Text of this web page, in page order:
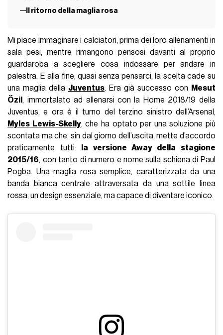
Il ritorno della maglia rosa
Mi piace immaginare i calciatori, prima dei loro allenamenti in
sala pesi, mentre rimangono pensosi davanti al proprio
guardaroba a scegliere cosa indossare per andare in
palestra. E alla fine, quasi senza pensarci, la scelta cade su
una maglia della Juventus. Era già successo con
Mesut
Özil , immortalato ad allenarsi con la Home 2018/19 della
Juventus, e ora è il turno del terzino sinistro dell’Arsenal,
Myles Lewis-Skelly, che ha optato per una soluzione più
scontata ma che, sin dal giorno dell’uscita, mette d’accordo
praticamente tutti:
la versione Away della stagione
2015/16, con tanto di numero e nome sulla schiena di Paul
Pogba. Una maglia rosa semplice, caratterizzata da una
banda bianca centrale attraversata da una sottile linea
rossa; un design essenziale, ma capace di diventare iconico.